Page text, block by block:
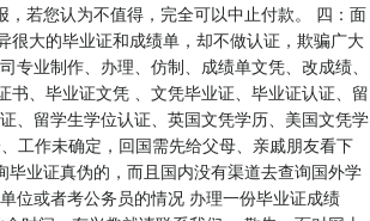
若您认为不值得，完全可以中止付款。 四：面
很大的毕业证和成绩单，却不做认证，欺骗广大
业制作、办理、仿制、成绩单文凭、改成绩、
、毕业证文凭 、文凭毕业证、毕业证认证、留
、留学生学位认证、英国文凭学历、美国文凭学
工作未确定，回国需先给父母、亲戚朋友看下
业证真伪的，而且国内没有渠道去查询国外学
位或者考公务员的情况 办理一份毕业证成绩